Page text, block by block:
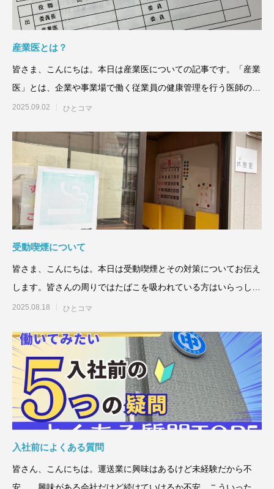
産業医とは？
皆さま、こんにちは。本日は産業医についての記事です。「産業
医」とは、企業や事業場で働く従業員の健康管理を行う医師のこ
とを言
2025.09.02 ひとコマ
受動喫煙について
皆さま、こんにちは。本日は受動喫煙とその対策についてお伝え
します。皆さんの周りではたばこを吸われている方はいらっしゃ
います
2025.08.18 ひとコマ
入社前によくある質問
皆さん、こんにちは。運送業に興味はあるけど未経験だから不